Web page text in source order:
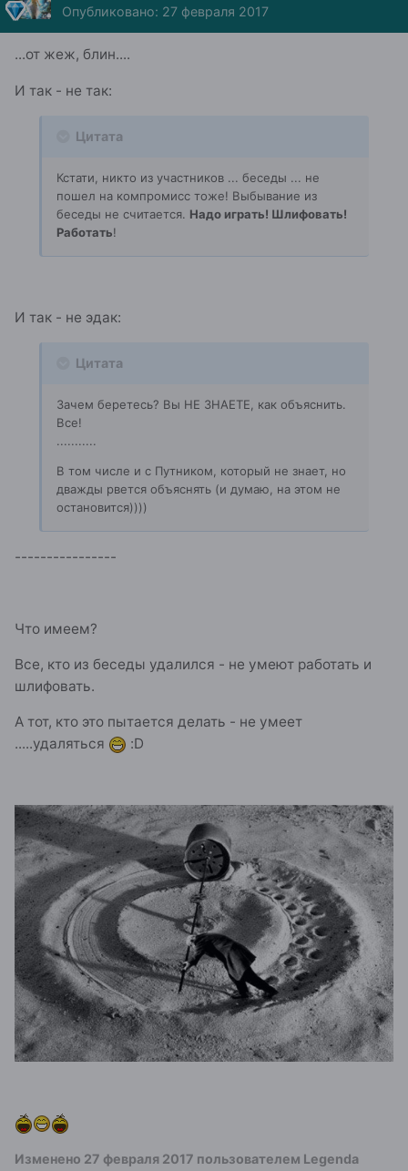
Опубликовано: 27 февраля 2017
...от жеж, блин....
И так - не так:
Цитата
Кстати, никто из участников ... беседы ... не
пошел на компромисс тоже! Выбывание из
беседы не считается. Надо играть! Шлифовать!
Работать!
И так - не эдак:
Цитата
Зачем беретесь? Вы НЕ ЗНАЕТЕ, как объяснить.
Все!
...........
В том числе и с Путником, который не знает, но
дважды рвется объяснять (и думаю, на этом не
остановится))))
----------------
Что имеем?
Все, кто из беседы удалился - не умеют работать и
шлифовать.
А тот, кто это пытается делать - не умеет
.....удаляться
:D
Изменено 27 февраля 2017 пользователем Legenda